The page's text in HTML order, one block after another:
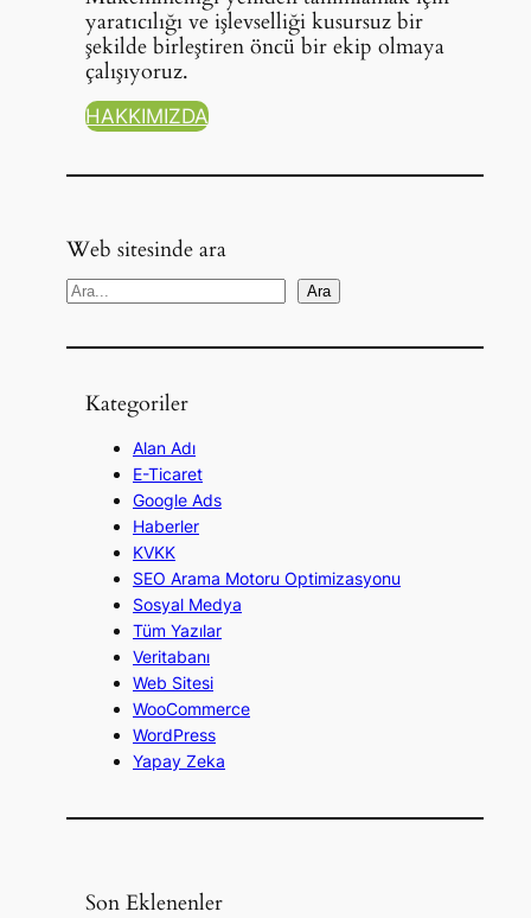
yaratıcılığı ve işlevselliği kusursuz bir
şekilde birleştiren öncü bir ekip olmaya
çalışıyoruz.
HAKKIMIZDA
Web sitesinde ara
A
a
Ara
Kategoriler
Alan Adı
E-Ticaret
Google Ads
Haberler
KVKK
SEO Arama Motoru Optimizasyonu
Sosyal Medya
Tüm Yazılar
Veritabanı
Web Sitesi
WooCommerce
WordPress
Yapay Zeka
Son Eklenenler